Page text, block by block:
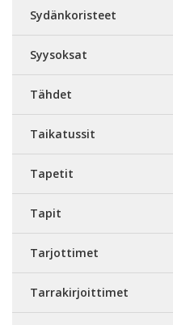
Sydänkoristeet
Syysoksat
Tähdet
Taikatussit
Tapetit
Tapit
Tarjottimet
Tarrakirjoittimet